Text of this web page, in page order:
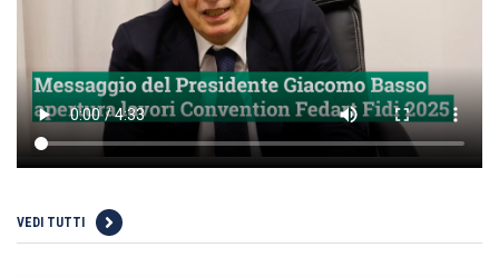
VEDI TUTTI